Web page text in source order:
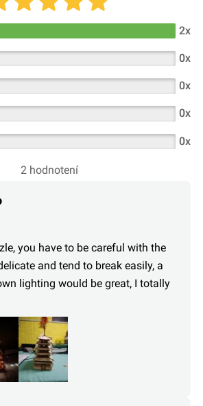
2x
0x
0x
0x
0x
2 hodnotení
you have to be careful with the
and tend to break easily, a
lighting would be great, I totally